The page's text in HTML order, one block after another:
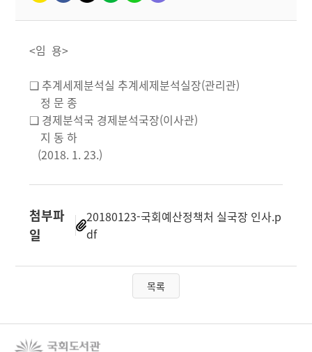
<임 용>
❑ 추계세제분석실 추계세제분석실장(관리관)
정 문 종
❑ 경제분석국 경제분석국장(이사관)
지 동 하
(2018. 1. 23.)
첨부파
일
20180123-국회예산정책처 실국장 인사.p
df
목록